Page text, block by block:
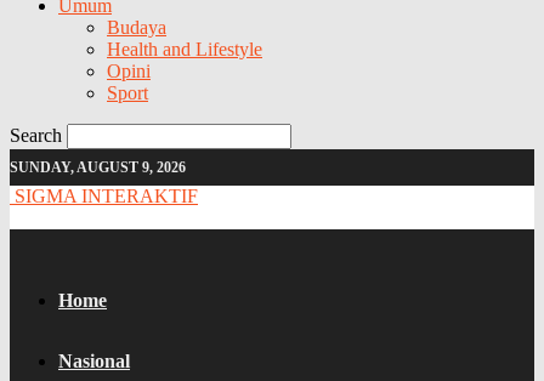
Umum
Budaya
Health and Lifestyle
Opini
Sport
Search
SUNDAY, AUGUST 9, 2026
SIGMA INTERAKTIF
Home
Nasional